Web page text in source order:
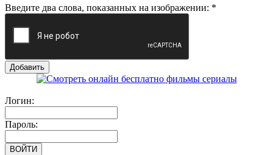
Введите два слова, показанных на изображении: *
Логин:
Пароль: